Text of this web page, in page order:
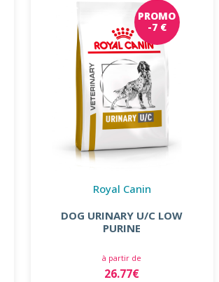
PROMO
-7 €
Royal Canin
DOG URINARY U/C LOW
PURINE
à partir de
26.77€